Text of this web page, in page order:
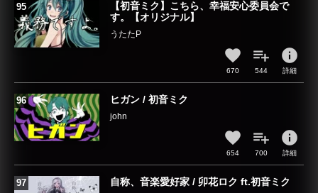
【初音ミク】こちら、幸福安心委員会で
す。【オリジナル】
うたたP
670 544
info
詳細
ヒガン / 初音ミク
john
654 700
info
詳細
自称、音楽愛好家 / 卯花ロク ft.初音ミク